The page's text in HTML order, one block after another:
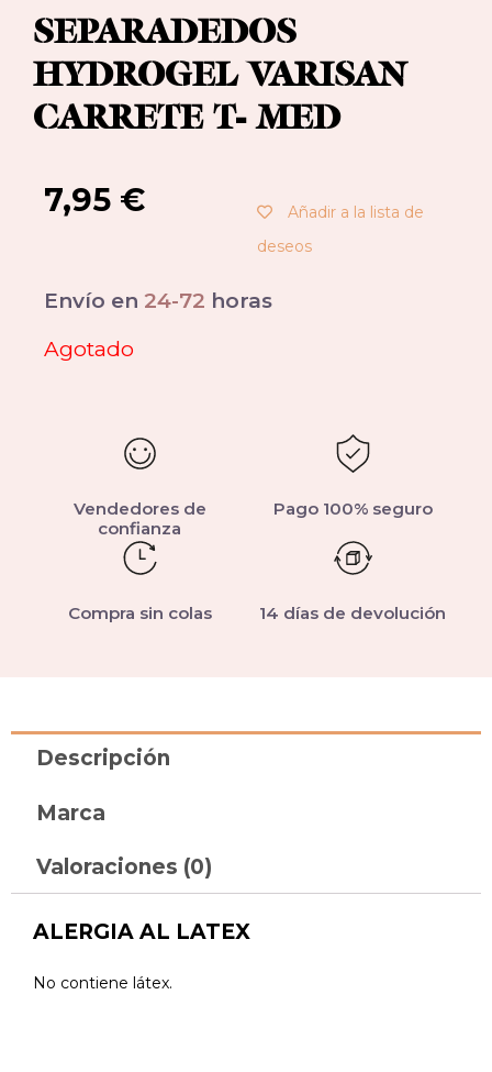
SEPARADEDOS
HYDROGEL VARISAN
CARRETE T- MED
7,95 €
Añadir a la lista de
deseos
Envío en 24-72 horas
Agotado
Vendedores de
confianza
Pago 100% seguro
Compra sin colas 14 días de devolución
Descripción
Marca
Valoraciones (0)
ALERGIA AL LATEX
No contiene látex.